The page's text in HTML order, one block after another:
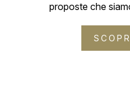
proposte che